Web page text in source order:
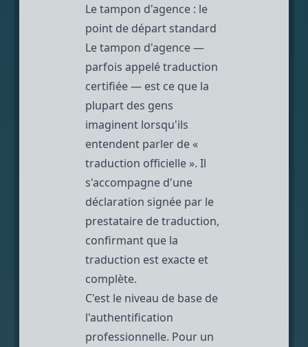
Le tampon d'agence : le
point de départ standard
Le tampon d'agence —
parfois appelé traduction
certifiée — est ce que la
plupart des gens
imaginent lorsqu'ils
entendent parler de «
traduction officielle ». Il
s'accompagne d'une
déclaration signée par le
prestataire de traduction,
confirmant que la
traduction est exacte et
complète.
C'est le niveau de base de
l'authentification
professionnelle. Pour un